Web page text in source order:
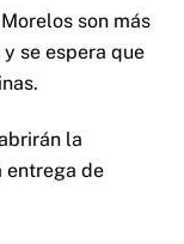
son más
se espera que
la
entrega de